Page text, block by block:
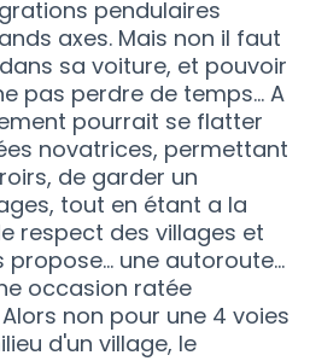
pendulaires
axes. Mais non il faut
sa voiture, et pouvoir
pas perdre de temps... A
pourrait se flatter
novatrices, permettant
de garder un
tout en étant a la
respect des villages et
une autoroute...
occasion ratée
non pour une 4 voies
d'un village, le